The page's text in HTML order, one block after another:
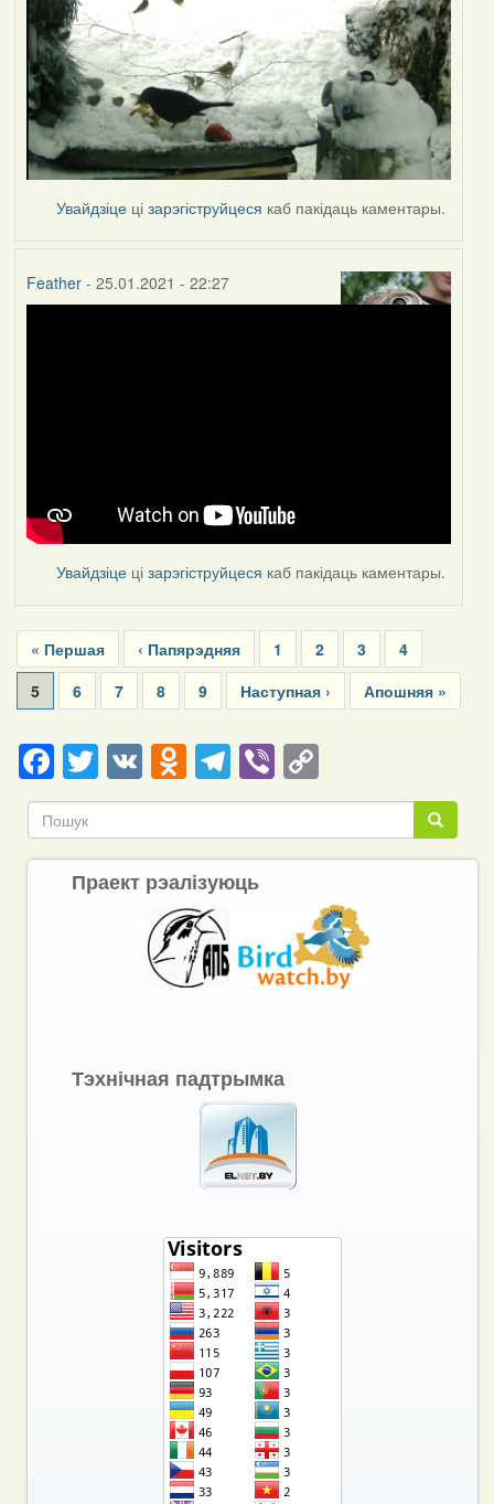
Увайдзіце цізарэгіструйцеся каб пакідаць каментары.
Feather- 25.01.2021 - 22:27
Увайдзіце цізарэгіструйцеся каб пакідаць каментары.
Pagination
First
page
« Першая
Previous
page
‹ Папярэдняя Page
1 Page
2 Page
3 Page
4
Current
page
5 Page
6 Page
7 Page
8 Page
9
Next
page
Наступная ›
Last
page
Апошняя »
Facebook
Twitter
VKOdnoklassniki
Telegram
ViberCopy
Link Пошук
Пошук
Праект рэалізуюць
Тэхнічная падтрымка